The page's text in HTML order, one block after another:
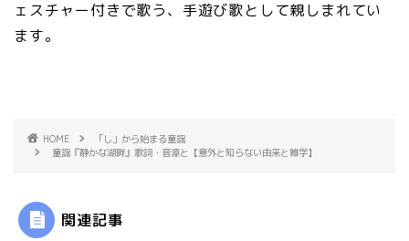
ェスチャー付きで歌う、手遊び歌として親しまれてい
ます。
HOME
「し」から始まる童謡
童謡『静かな湖畔』歌詞・音源と【意外と知らない由来と雑学】
関連記事